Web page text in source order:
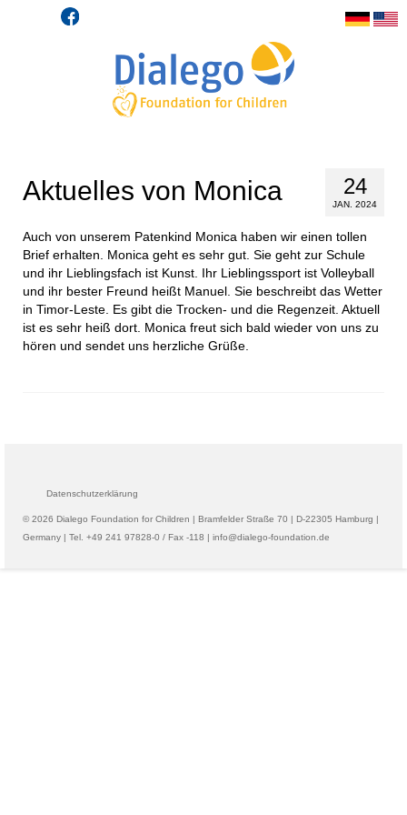
24
JAN. 2024
Aktuelles von Monica
Auch von unserem Patenkind Monica haben wir einen tollen
Brief erhalten. Monica geht es sehr gut. Sie geht zur Schule
und ihr Lieblingsfach ist Kunst. Ihr Lieblingssport ist Volleyball
und ihr bester Freund heißt Manuel. Sie beschreibt das Wetter
in Timor-Leste. Es gibt die Trocken- und die Regenzeit. Aktuell
ist es sehr heiß dort. Monica freut sich bald wieder von uns zu
hören und sendet uns herzliche Grüße.
Datenschutzerklärung
© 2026 Dialego Foundation for Children | Bramfelder Straße 70 | D-22305 Hamburg |
Germany | Tel. +49 241 97828-0 / Fax -118 | info@dialego-foundation.de